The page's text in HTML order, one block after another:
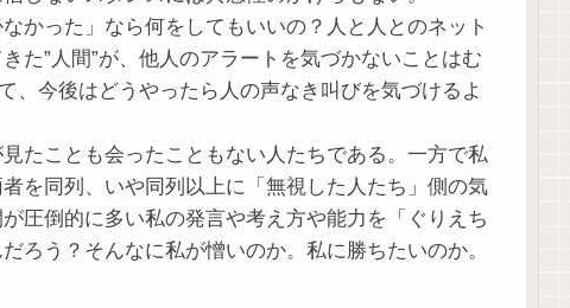
かった」なら何をしてもいいの？人と人とのネット
た”人間”が、他人のアラートを気づかないことはむ
、今後はどうやったら人の声なき叫びを気づけるよ
たことも会ったこともない人たちである。一方で私
を同列、いや同列以上に「無視した人たち」側の気
圧倒的に多い私の発言や考え方や能力を「ぐりえち
ろう？そんなに私が憎いのか。私に勝ちたいのか。